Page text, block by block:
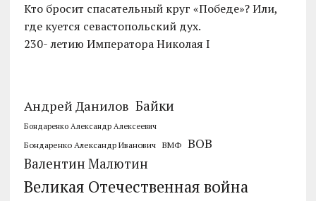
Кто бросит спасательный круг «Победе»? Или,
где куется севастопольский дух.
230- летию Императора Николая I
Андрей Данилов Байки
Бондаренко Александр Алексеевич
Бондаренко Александр Иванович ВМФ ВОВ
Валентин Малютин
Великая Отечественная война